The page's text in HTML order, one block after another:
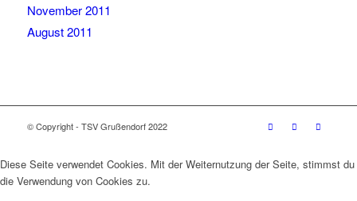
November 2011
August 2011
© Copyright - TSV Grußendorf 2022
Diese Seite verwendet Cookies. Mit der Weiternutzung der Seite, stimmst du
die Verwendung von Cookies zu.